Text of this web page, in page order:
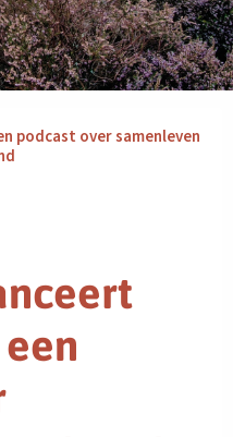
podcast over samenleven